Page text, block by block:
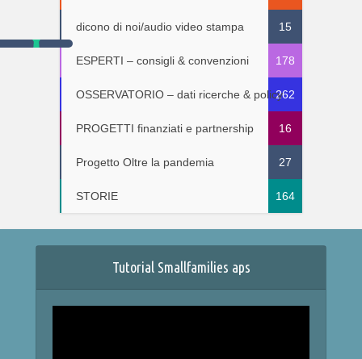
dicono di noi/audio video stampa 15
ESPERTI – consigli & convenzioni 178
OSSERVATORIO – dati ricerche & policy262
PROGETTI finanziati e partnership 16
Progetto Oltre la pandemia 27
STORIE 164
Tutorial Smallfamilies aps